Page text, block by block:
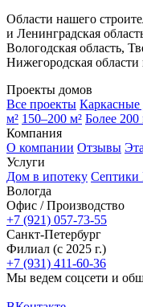
Области нашего
и Ленинградская
Вологодская область,
Нижегородская
Проекты домов
Все проекты Каркасные
м² 150–200 м² Более 200
Компания
О компании Отзывы
Услуги
Дом в ипотеку Септики
Вологда
Офис / Производство
+7 (921) 057-73-55
Санкт-Петербург
Филиал (с 2025 г.)
+7 (931) 411-60-36
Мы ведем соцсети и